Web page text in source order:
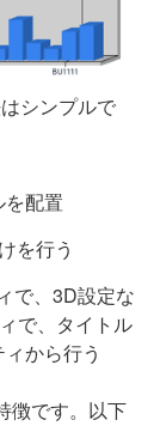
シンプルで
配置
を行う
で、3D設定な
で、タイトル
から行う
徴です。以下